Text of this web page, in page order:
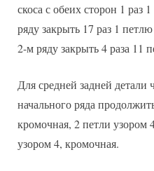
скоса с обеих сторон 1 раз
ряду закрыть 17 раз 1
2-м ряду закрыть 4 раза 11
Для средней задней детали
начального ряда
кромочная, 2 петли узором
узором 4, кромочная.